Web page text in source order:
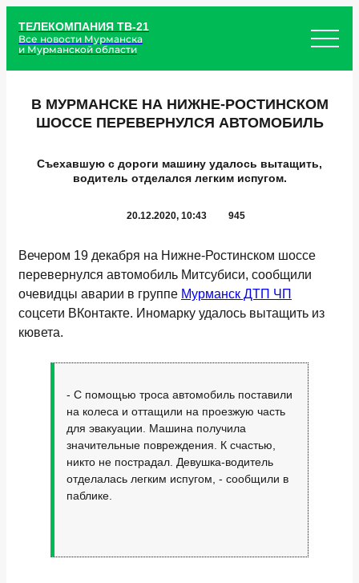
ТЕЛЕКОМПАНИЯ ТВ-21
Все новости Мурманска
и Мурманской области
В МУРМАНСКЕ НА НИЖНЕ-РОСТИНСКОМ
ШОССЕ ПЕРЕВЕРНУЛСЯ АВТОМОБИЛЬ
Съехавшую с дороги машину удалось вытащить,
водитель отделался легким испугом.
20.12.2020, 10:43 945
Вечером 19 декабря на Нижне-Ростинском шоссе
перевернулся автомобиль Митсубиси, сообщили
очевидцы аварии в группе Мурманск ДТП ЧП
соцсети ВКонтакте. Иномарку удалось вытащить из
кювета.
- С помощью троса автомобиль поставили
на колеса и оттащили на проезжую часть
для эвакуации. Машина получила
значительные повреждения. К счастью,
никто не пострадал. Девушка-водитель
отделалась легким испугом, - сообщили в
паблике.